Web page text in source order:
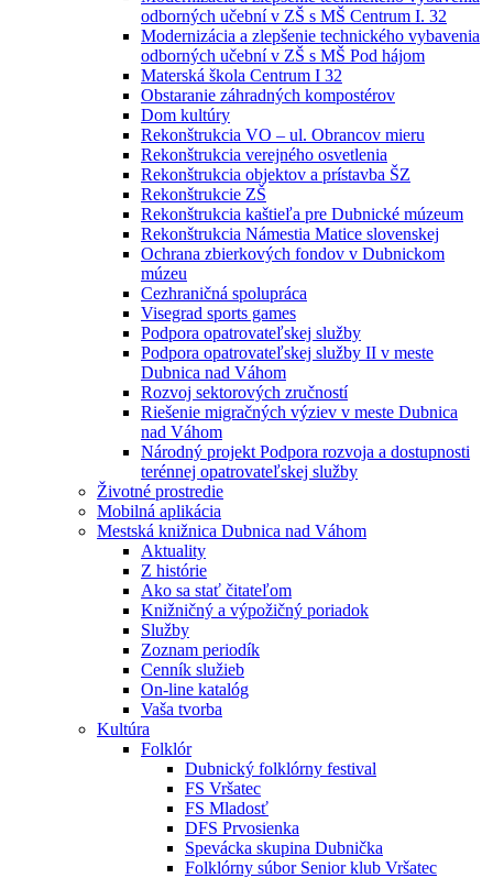
odborných učební v ZŠ s MŠ Centrum I. 32
Modernizácia a zlepšenie technického vybavenia
odborných učební v ZŠ s MŠ Pod hájom
Materská škola Centrum I 32
Obstaranie záhradných kompostérov
Dom kultúry
Rekonštrukcia VO – ul. Obrancov mieru
Rekonštrukcia verejného osvetlenia
Rekonštrukcia objektov a prístavba ŠZ
Rekonštrukcie ZŠ
Rekonštrukcia kaštieľa pre Dubnické múzeum
Rekonštrukcia Námestia Matice slovenskej
Ochrana zbierkových fondov v Dubnickom
múzeu
Cezhraničná spolupráca
Visegrad sports games
Podpora opatrovateľskej služby
Podpora opatrovateľskej služby II v meste
Dubnica nad Váhom
Rozvoj sektorových zručností
Riešenie migračných výziev v meste Dubnica
nad Váhom
Národný projekt Podpora rozvoja a dostupnosti
terénnej opatrovateľskej služby
Životné prostredie
Mobilná aplikácia
Mestská knižnica Dubnica nad Váhom
Aktuality
Z histórie
Ako sa stať čitateľom
Knižničný a výpožičný poriadok
Služby
Zoznam periodík
Cenník služieb
On-line katalóg
Vaša tvorba
Kultúra
Folklór
Dubnický folklórny festival
FS Vršatec
FS Mladosť
DFS Prvosienka
Spevácka skupina Dubnička
Folklórny súbor Senior klub Vršatec